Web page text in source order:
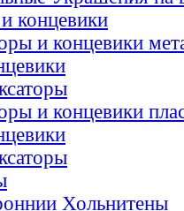
концевики
и концевики
и концевики
Хольнитены